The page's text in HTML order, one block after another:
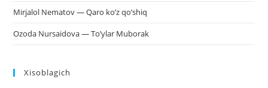
Mirjalol Nematov — Qaro ko’z qo’shiq
Ozoda Nursaidova — To’ylar Muborak
Xisoblagich